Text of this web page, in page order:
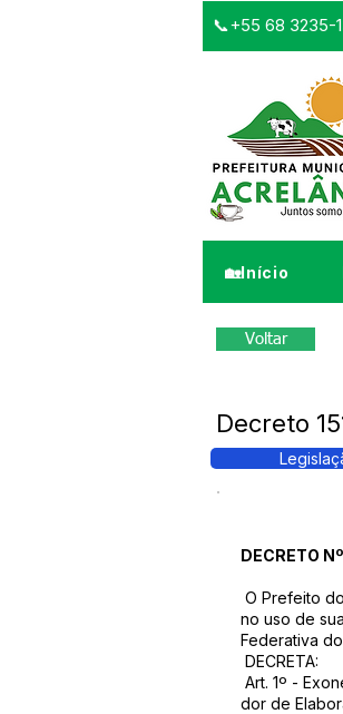
📞+55 68 3235-
🏡Início
Voltar
Decreto
DECRETO
O Prefeito
no uso de
Federativa
DECRETA:
Art. 1º -
dor de